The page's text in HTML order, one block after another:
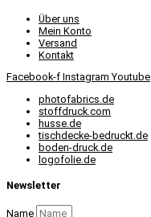
Über uns
Mein Konto
Versand
Kontakt
Facebook-f Instagram Youtube
photofabrics.de
stoffdruck.com
husse.de
tischdecke-bedruckt.de
boden-druck.de
logofolie.de
Newsletter
Name